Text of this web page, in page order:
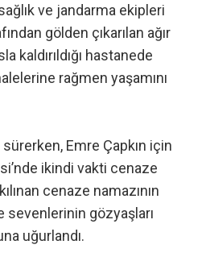
ve jandarma ekipleri
gölden çıkarılan ağır
kaldırıldığı hastanede
rağmen yaşamını
Emre Çapkın için
ikindi vakti cenaze
cenaze namazının
sevenlerinin gözyaşları
uğurlandı.